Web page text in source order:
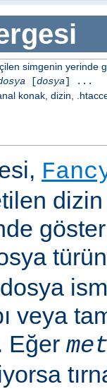
simgenin yerinde
[dosya] ...
konak, dizin,
veya
Eğer